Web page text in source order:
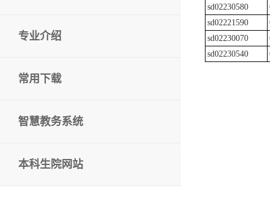
专业介绍
常用下载
智慧教务系统
本科生院网站
sd02230580
sd02221590
sd02230070
sd02230540